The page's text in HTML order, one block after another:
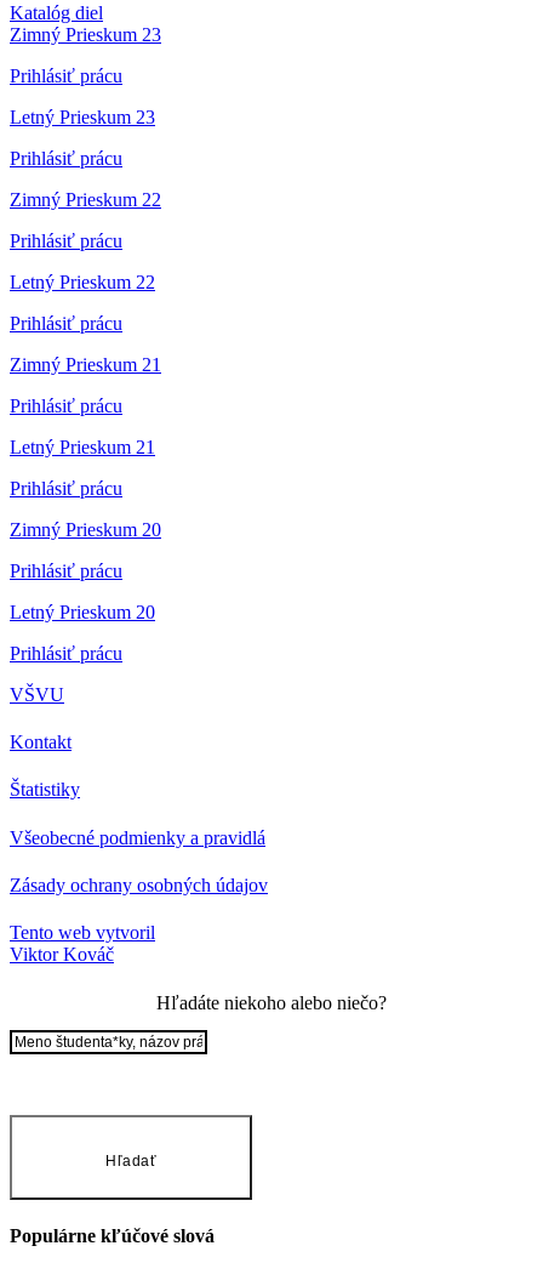
Katalóg diel
Zimný Prieskum 23
Prihlásiť prácu
Letný Prieskum 23
Prihlásiť prácu
Zimný Prieskum 22
Prihlásiť prácu
Letný Prieskum 22
Prihlásiť prácu
Zimný Prieskum 21
Prihlásiť prácu
Letný Prieskum 21
Prihlásiť prácu
Zimný Prieskum 20
Prihlásiť prácu
Letný Prieskum 20
Prihlásiť prácu
VŠVU
Kontakt
Štatistiky
Všeobecné podmienky a pravidlá
Zásady ochrany osobných údajov
Tento web vytvoril
Viktor Kováč
Hľadáte niekoho alebo niečo?
Hľadať
Populárne kľúčové slová